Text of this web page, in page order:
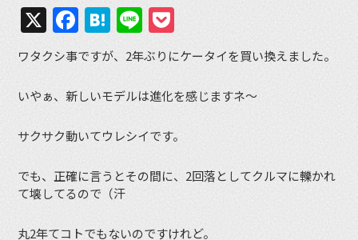
X Facebook
Hatena
Line
ワタクシ事ですが、2年ぶりにケータイを買い換えました。
いやぁ、新しいモデルは進化を感じますネ～
サクサク動いてウレシイです。
でも、正確に言うとその間に、2回落としてクルマに轢かれ
て壊してるので（汗
丸2年てコトでもないのですけれど。